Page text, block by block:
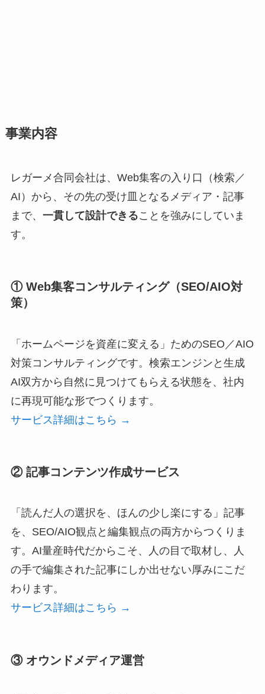
事業内容
レガーメ合同会社は、Web集客の入り口（検索／
AI）から、その先の受け皿となるメディア・記事
まで、 一貫して設計できることを強みにしていま
す。
① Web集客コンサルティング（SEO/AIO対
策）
「ホームページを資産に変える」ためのSEO／AIO
対策コンサルティングです。検索エンジンと生成
AI双方から自然に見つけてもらえる状態を、社内
に再現可能な形でつくります。
サービス詳細はこちら →
② 記事コンテンツ作成サービス
「読んだ人の選択を、ほんの少し楽にする」記事
を、SEO/AIO観点と編集観点の両方からつくりま
す。AI量産時代だからこそ、人の目で取材し、人
の手で編集された記事にしか出せない厚みにこだ
わります。
サービス詳細はこちら →
③ オウンドメディア運営